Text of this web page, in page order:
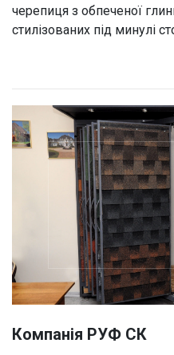
черепиця з обпеченої
стилізованих під минулі
Компанія РУФ СК